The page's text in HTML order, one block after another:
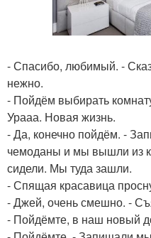
- Спасибо, любимый. -
нежно.
- Пойдём выбирать
Урааа. Новая жизнь.
- Да, конечно пойдём. -
чемоданы и мы вышли из
сидели. Мы туда зашли.
- Спящая красавица
- Джей, очень смешно. -
- Пойдёмте, в наш новый